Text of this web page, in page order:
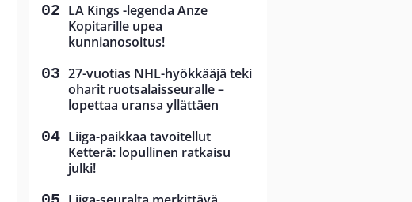
LA Kings -legenda Anze
Kopitarille upea
kunnianosoitus!
27-vuotias NHL-hyökkääjä teki
oharit ruotsalaisseuralle –
lopettaa uransa yllättäen
Liiga-paikkaa tavoitellut
Ketterä: lopullinen ratkaisu
julki!